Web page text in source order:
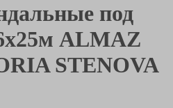
под
ALMAZ
STENOVA